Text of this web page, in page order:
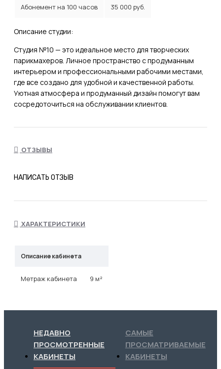
Абонемент на 100 часов 35 000 руб.
Описание студии:
Студия №10 — это идеальное место для творческих
парикмахеров. Личное пространство с продуманным
интерьером и профессиональными рабочими местами,
где все создано для удобной и качественной работы.
Уютная атмосфера и продуманный дизайн помогут вам
сосредоточиться на обслуживании клиентов.
ОТЗЫВЫ
НАПИСАТЬ ОТЗЫВ
ХАРАКТЕРИСТИКИ
Описание кабинета
Метраж кабинета 9 м²
НЕДАВНО
ПРОСМОТРЕННЫЕ
КАБИНЕТЫ
САМЫЕ
ПРОСМАТРИВАЕМЫЕ
КАБИНЕТЫ